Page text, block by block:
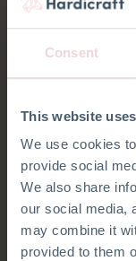
Consent
This website
We use cookies
provide social
We also share
our social media,
may combine it
provided to them